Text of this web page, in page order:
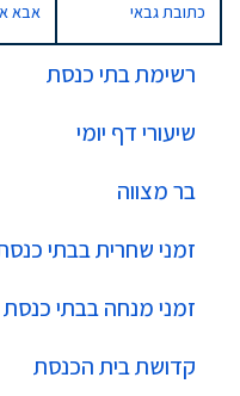
רשימת בתי כנסת
שיעורי דף יומי
בר מצווה
זמני שחרית בבתי
זמני מנחה בבתי כנסת
קדושת בית הכנסת
כתובת גבאי אבא